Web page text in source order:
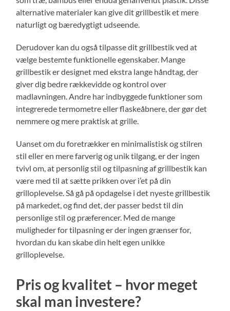
alternative materialer kan give dit grillbestik et mere
naturligt og bæredygtigt udseende.
Derudover kan du også tilpasse dit grillbestik ved at
vælge bestemte funktionelle egenskaber. Mange
grillbestik er designet med ekstra lange håndtag, der
giver dig bedre rækkevidde og kontrol over
madlavningen. Andre har indbyggede funktioner som
integrerede termometre eller flaskeåbnere, der gør det
nemmere og mere praktisk at grille.
Uanset om du foretrækker en minimalistisk og stilren
stil eller en mere farverig og unik tilgang, er der ingen
tvivl om, at personlig stil og tilpasning af grillbestik kan
være med til at sætte prikken over i’et på din
grilloplevelse. Så gå på opdagelse i det nyeste grillbestik
på markedet, og find det, der passer bedst til din
personlige stil og præferencer. Med de mange
muligheder for tilpasning er der ingen grænser for,
hvordan du kan skabe din helt egen unikke
grilloplevelse.
Pris og kvalitet – hvor meget
skal man investere?